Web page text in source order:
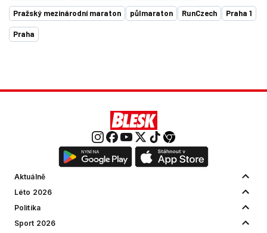
Pražský mezinárodní maraton půlmaraton RunCzech Praha 1
Praha
Aktuálně
Léto 2026
Politika
Sport 2026